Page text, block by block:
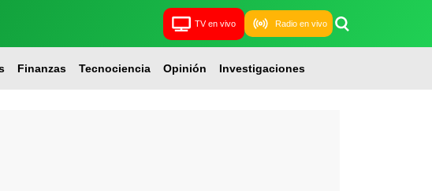
TV en vivo Radio en vivo
Finanzas Tecnociencia Opinión Investigaciones